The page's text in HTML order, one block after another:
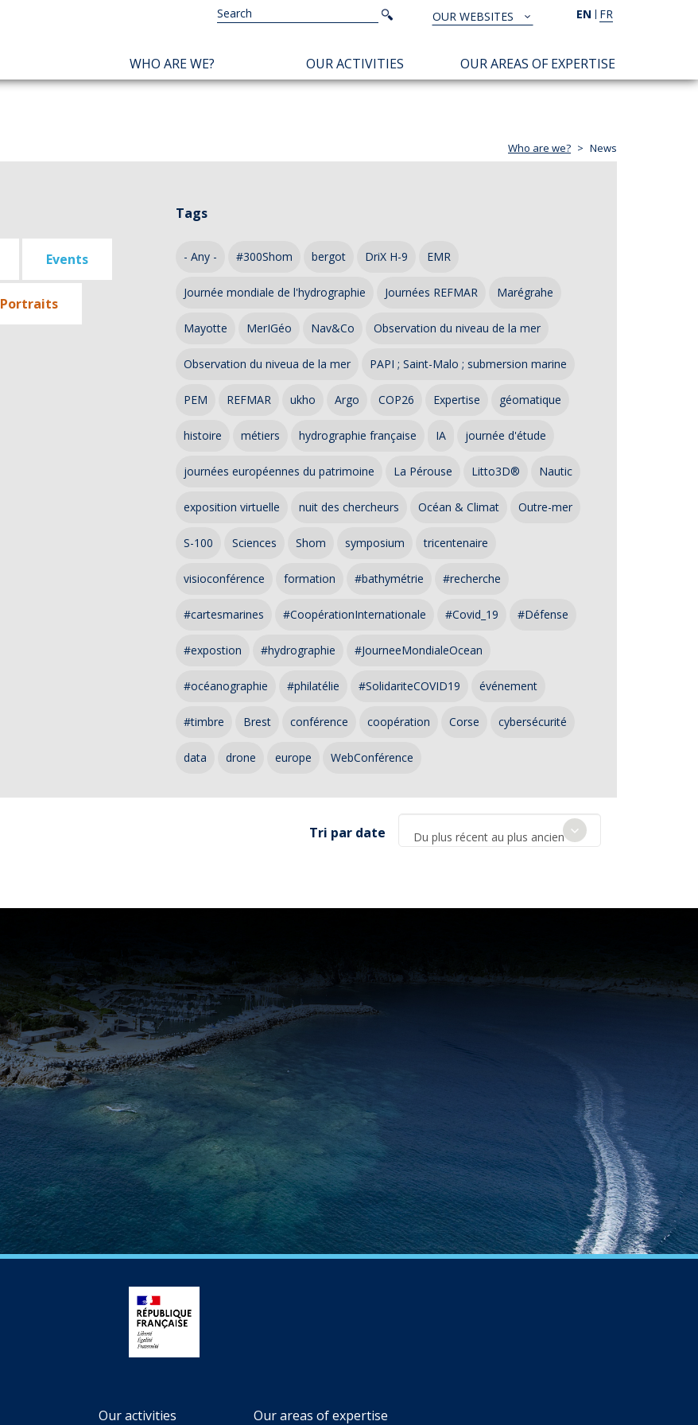
EN FR
TOUS
NOS
SITES
OUR WEBSITES
Search
Search
NAVIGATION
PRINCIPALE
WHO ARE WE? OUR ACTIVITIES OUR AREAS OF EXPERTISE
Who are we? News
Events
Portraits
Tags
- Any - #300Shom bergot DriX H-9 EMR
Journée mondiale de l'hydrographie Journées REFMAR Marégrahe
Mayotte MerIGéo Nav&Co Observation du niveau de la mer
Observation du niveua de la mer PAPI ; Saint-Malo ; submersion marine
PEM REFMAR ukho Argo COP26 Expertise géomatique
histoire métiers hydrographie française IA journée d'étude
journées européennes du patrimoine La Pérouse Litto3D® Nautic
exposition virtuelle nuit des chercheurs Océan & Climat Outre-mer
S-100 Sciences Shom symposium tricentenaire
visioconférence formation #bathymétrie #recherche
#cartesmarines #CoopérationInternationale #Covid_19 #Défense
#expostion #hydrographie #JourneeMondialeOcean
#océanographie #philatélie #SolidariteCOVID19 événement
#timbre Brest conférence coopération Corse cybersécurité
data drone europe WebConférence
Tri par date Du plus récent au plus ancien
Our activities Our areas of expertise